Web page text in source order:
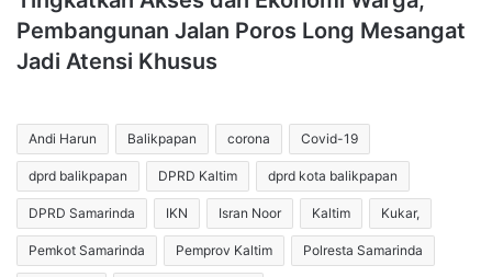
Pembangunan Jalan Poros Long Mesangat
Jadi Atensi Khusus
Andi Harun Balikpapan corona Covid-19
dprd balikpapan DPRD Kaltim dprd kota balikpapan
DPRD Samarinda IKN Isran Noor Kaltim Kukar,
Pemkot Samarinda Pemprov Kaltim Polresta Samarinda